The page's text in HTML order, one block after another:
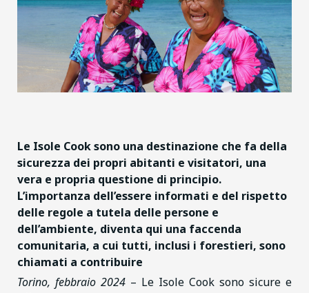
Le Isole Cook sono una destinazione che fa della
sicurezza dei propri abitanti e visitatori, una
vera e propria questione di principio.
L’importanza dell’essere informati e del rispetto
delle regole a tutela delle persone e
dell’ambiente, diventa qui una faccenda
comunitaria, a cui tutti, inclusi i forestieri, sono
chiamati a contribuire
Torino, febbraio 2024 – Le Isole Cook sono sicure e